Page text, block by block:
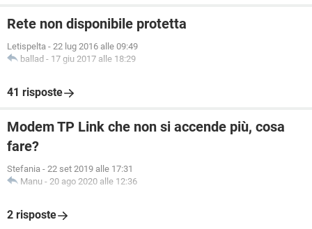
Rete non disponibile protetta
Letispelta - 22 lug 2016 alle 09:49
ballad - 17 giu 2017 alle 18:29
41 risposte
Modem TP Link che non si accende più, cosa
fare?
Stefania - 22 set 2019 alle 17:31
Manu - 20 ago 2020 alle 12:36
2 risposte